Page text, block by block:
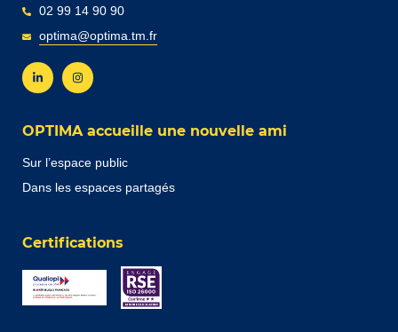
02 99 14 90 90
optima@optima.tm.fr
OPTIMA accueille une nouvelle ami
Sur l’espace public
Dans les espaces partagés
Certifications